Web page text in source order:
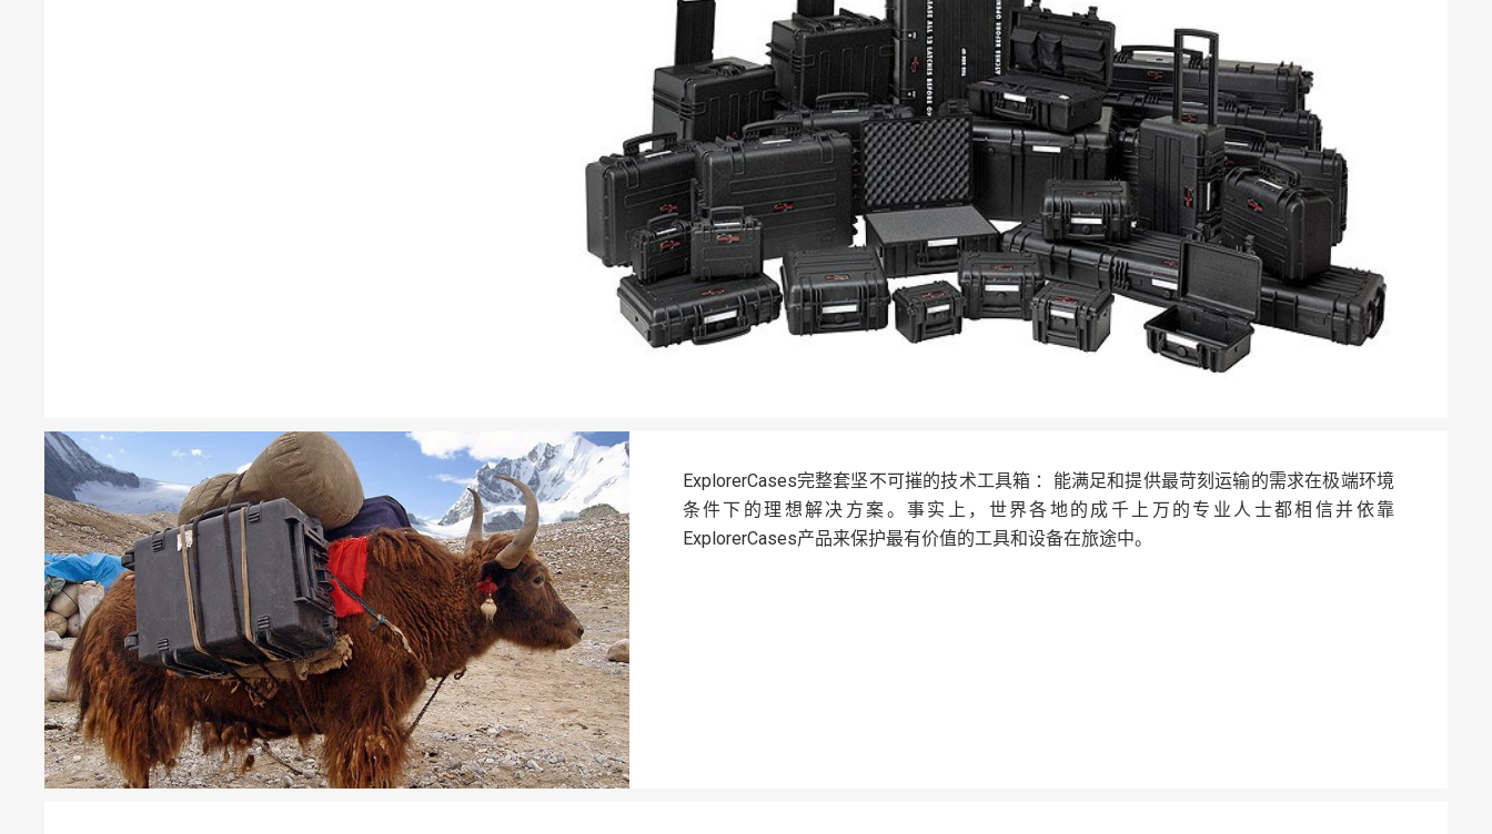
ExplorerCases完整套坚不可摧的技术工具箱 ：能满足和提供最苛刻运输的需求在极端环境
条件下的理想解决方案。事实上，世界各地的成千上万的专业人士都相信并依靠
ExplorerCases产品来保护最有价值的工具和设备在旅途中。